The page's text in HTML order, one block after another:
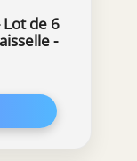
Lot de 6
-